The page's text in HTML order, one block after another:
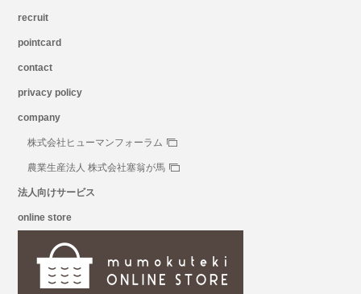
recruit
pointcard
contact
privacy policy
company
株式会社ヒューマンフォーラム
農業生産法人 株式会社塞翁が馬
法人向けサービス
online store